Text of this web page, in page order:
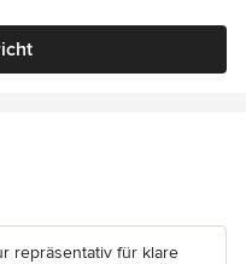
5 Sternen
repräsentativ für klare